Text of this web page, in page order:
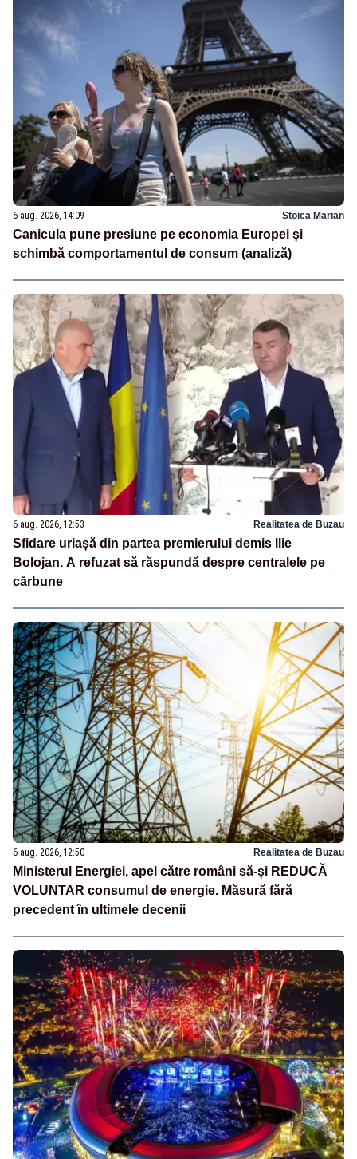
6 aug. 2026, 14:09 Stoica Marian
Canicula pune presiune pe economia Europei și
schimbă comportamentul de consum (analiză)
6 aug. 2026, 12:53 Realitatea de Buzau
Sfidare uriașă din partea premierului demis Ilie
Bolojan. A refuzat să răspundă despre centralele pe
cărbune
6 aug. 2026, 12:50 Realitatea de Buzau
Ministerul Energiei, apel către români să-și REDUCĂ
VOLUNTAR consumul de energie. Măsură fără
precedent în ultimele decenii